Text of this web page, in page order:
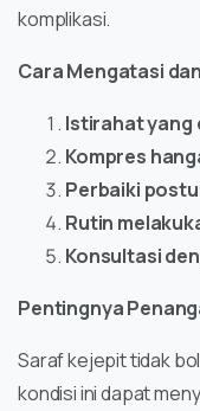
komplikasi.
Cara Mengatasi
Istirahat yang
Kompres
Perbaiki
Rutin
Konsultasi
Pentingnya
Saraf kejepit tidak
kondisi ini dapat